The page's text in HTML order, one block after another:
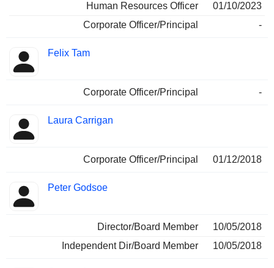
Human Resources Officer
01/10/2023
Corporate Officer/Principal
-
Felix Tam
Corporate Officer/Principal -
Laura Carrigan
Corporate Officer/Principal 01/12/2018
Peter Godsoe
Director/Board Member
10/05/2018
Independent Dir/Board Member
10/05/2018